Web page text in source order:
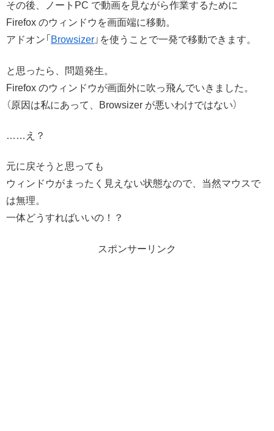
その後、ノートPC で動画を見ながら作業するために
Firefox のウィンドウを画面端に移動。
アドオン「 Browsizer 」を使うことで一発で移動できます。
と思ったら、問題発生。
Firefox のウィンドウが画面外に吹っ飛んでいきました。
（原因は私にあって、Browsizer が悪いわけではない）
……え？
元に戻そうと思っても
ウィンドウがまったく見えない状態なので、当然マウスで
は無理。
一体どうすればいいの！？
スポンサーリンク